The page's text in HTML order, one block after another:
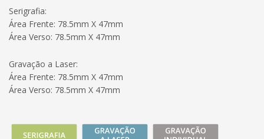
Serigrafia:
Área Frente: 78.5mm X 47mm
Área Verso: 78.5mm X 47mm
Gravação a Laser:
Área Frente: 78.5mm X 47mm
Área Verso: 78.5mm X 47mm